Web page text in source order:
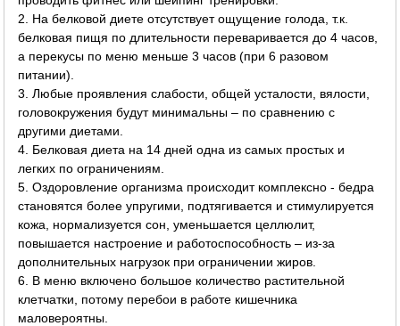
2. На белковой диете отсутствует ощущение голода, т.к.
белковая пищя по длительности переваривается до 4 часов,
а перекусы по меню меньше 3 часов (при 6 разовом
питании).
3. Любые проявления слабости, общей усталости, вялости,
головокружения будут минимальны – по сравнению с
другими диетами.
4. Белковая диета на 14 дней одна из самых простых и
легких по ограничениям.
5. Оздоровление организма происходит комплексно - бедра
становятся более упругими, подтягивается и стимулируется
кожа, нормализуется сон, уменьшается целлюлит,
повышается настроение и работоспособность – из-за
дополнительных нагрузок при ограничении жиров.
6. В меню включено большое количество растительной
клетчатки, потому перебои в работе кишечника
маловероятны.